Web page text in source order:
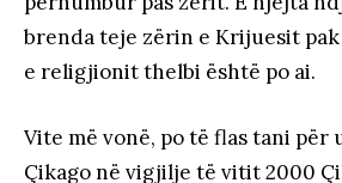
brenda teje zërin e Krijuesit
e religjionit thelbi është po ai.
Vite më vonë, po të flas tani për
Çikago në vigjilje të vitit 2000